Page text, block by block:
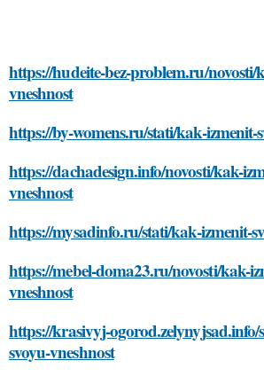
https://hudeite-bez-problem.ru/novosti/
vneshnost
https://by-womens.ru/stati/kak-izmenit-
https://dachadesign.info/novosti/kak-
vneshnost
https://mysadinfo.ru/stati/kak-izmenit-
https://mebel-doma23.ru/novosti/kak-
vneshnost
https://krasivyj-
svoyu-vneshnost